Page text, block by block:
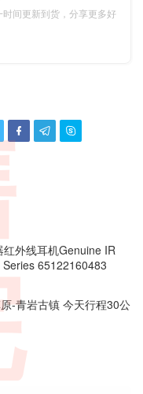
间更新到货，分享更多好
  
外线耳机Genuine IR
65122160483
-青岩古镇 今天行程30公